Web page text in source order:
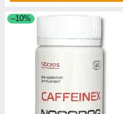
–10%